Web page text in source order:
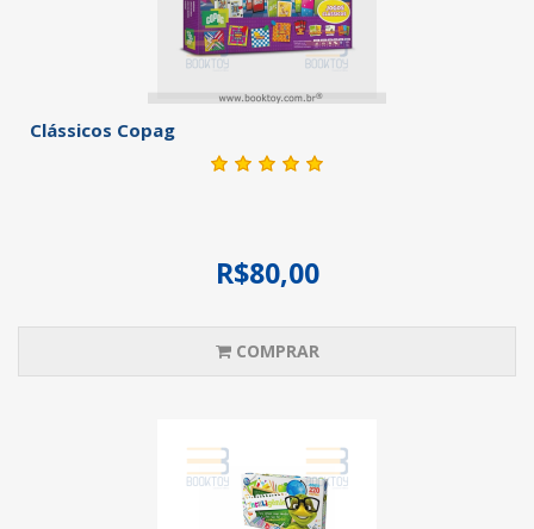
Clássicos Copag
R$80,00
COMPRAR